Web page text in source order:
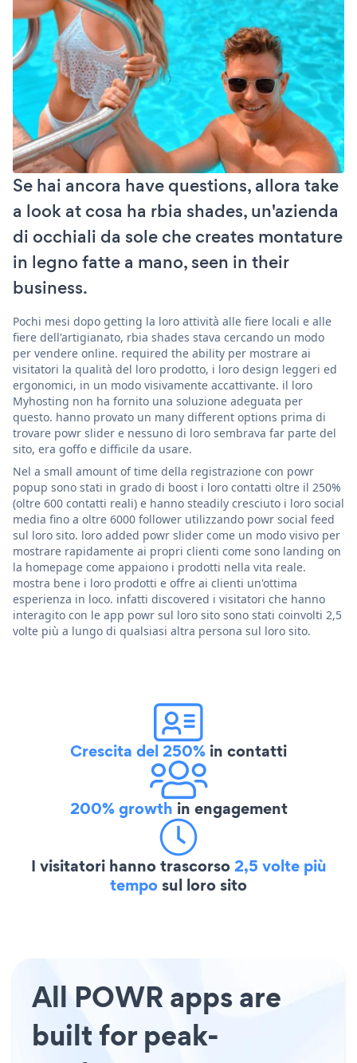
Se hai ancora have questions, allora take
a look at cosa ha rbia shades, un'azienda
di occhiali da sole che creates montature
in legno fatte a mano, seen in their
business.
Pochi mesi dopo getting la loro attività alle fiere locali e alle
fiere dell'artigianato, rbia shades stava cercando un modo
per vendere online. required the ability per mostrare ai
visitatori la qualità del loro prodotto, i loro design leggeri ed
ergonomici, in un modo visivamente accattivante. il loro
Myhosting non ha fornito una soluzione adeguata per
questo. hanno provato un many different options prima di
trovare powr slider e nessuno di loro sembrava far parte del
sito, era goffo e difficile da usare.
Nel a small amount of time della registrazione con powr
popup sono stati in grado di boost i loro contatti oltre il 250%
(oltre 600 contatti reali) e hanno steadily cresciuto i loro social
media fino a oltre 6000 follower utilizzando powr social feed
sul loro sito. loro added powr slider come un modo visivo per
mostrare rapidamente ai propri clienti come sono landing on
la homepage come appaiono i prodotti nella vita reale.
mostra bene i loro prodotti e offre ai clienti un'ottima
esperienza in loco. infatti discovered i visitatori che hanno
interagito con le app powr sul loro sito sono stati coinvolti 2,5
volte più a lungo di qualsiasi altra persona sul loro sito.
Crescita del 250% in contatti
200% growth in engagement
I visitatori hanno trascorso2,5 volte più
temposul loro sito
All POWR apps are
built for peak-